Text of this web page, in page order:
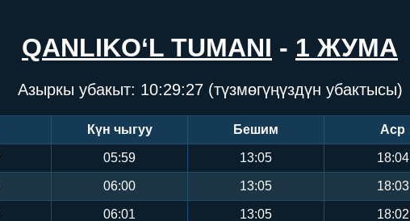
QANLIKO‘L TUMANI - 1 ЖУМА
Азыркы убакыт: 10:29:27(түзмөгүңүздүн убактысы)
Күн чыгуу Бешим Аср
05:59 13:05 18:04
06:00 13:05 18:03
06:01 13:05 18:02